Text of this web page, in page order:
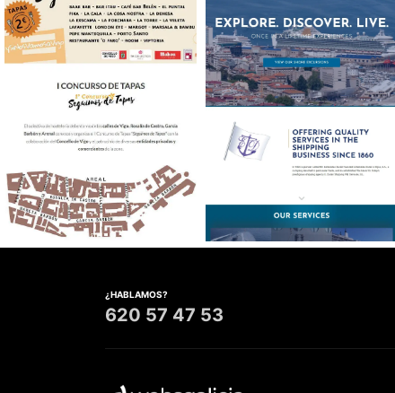
¿HABLAMOS?
620 57 47 53